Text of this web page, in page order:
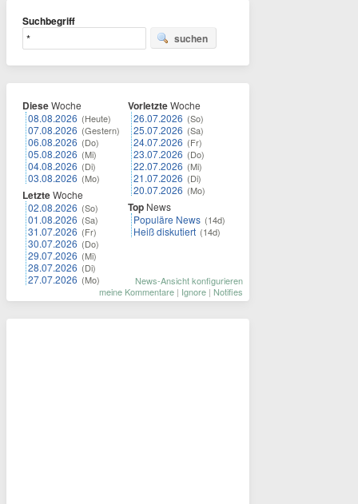
Suchbegriff
suchen
DieseWoche
08.08.2026 (Heute)
07.08.2026 (Gestern)
06.08.2026 (Do)
05.08.2026 (Mi)
04.08.2026 (Di)
03.08.2026 (Mo)
LetzteWoche
02.08.2026 (So)
01.08.2026 (Sa)
31.07.2026 (Fr)
30.07.2026 (Do)
29.07.2026 (Mi)
28.07.2026 (Di)
27.07.2026 (Mo)
VorletzteWoche
26.07.2026 (So)
25.07.2026 (Sa)
24.07.2026 (Fr)
23.07.2026 (Do)
22.07.2026 (Mi)
21.07.2026 (Di)
20.07.2026 (Mo)
Top News
Populäre News (14d)
Heiß diskutiert (14d)
News-Ansicht konfigurieren
meine Kommentare | Ignore | Notifies